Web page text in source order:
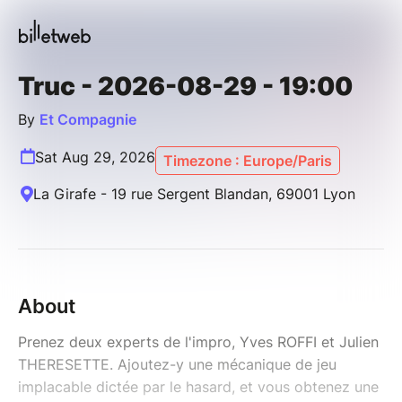
Truc - 2026-08-29 - 19:00
By Et Compagnie
Sat Aug 29, 2026 Timezone : Europe/Paris
La Girafe - 19 rue Sergent Blandan, 69001 Lyon
About
Prenez deux experts de l'impro, Yves ROFFI et Julien
THERESETTE. Ajoutez-y une mécanique de jeu
implacable dictée par le hasard, et vous obtenez une